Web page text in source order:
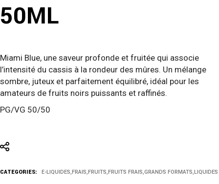
50ML
Miami Blue, une saveur profonde et fruitée qui associe
l’intensité du cassis à la rondeur des mûres. Un mélange
sombre, juteux et parfaitement équilibré, idéal pour les
amateurs de fruits noirs puissants et raffinés.
PG/VG 50/50
CATEGORIES: E-LIQUIDES,FRAIS,FRUITS,FRUITS FRAIS,GRANDS FORMATS,LIQUIDES